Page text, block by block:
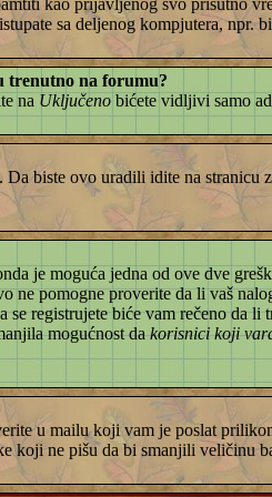
kao prijavljenog svo prisutno
sa deljenog kompjutera, npr.
trenutno na forumu?
na Uključeno bićete vidljivi samo
Da biste ovo uradili idite na stranicu
je moguća jedna od ove dve
ne pomogne proverite da li vaš
registrujete biće vam rečeno da
mogućnost dakorisnici koji
u mailu koji vam je poslat
koji ne pišu da bi smanjili veličinu